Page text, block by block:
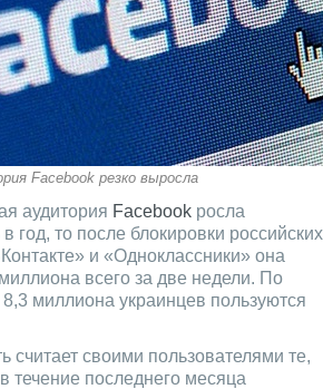
Facebook резко выросла
аудитория Facebook росла
год, то после блокировки российских
и «Одноклассники» она
всего за две недели. По
миллиона украинцев пользуются
считает своими пользователями те,
течение последнего месяца